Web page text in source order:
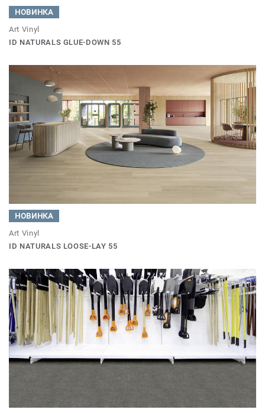
НОВИНКА
Art Vinyl
ID NATURALS GLUE-DOWN 55
НОВИНКА
Art Vinyl
ID NATURALS LOOSE-LAY 55